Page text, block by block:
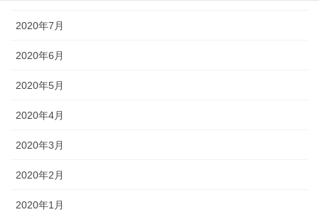
2020年7月
2020年6月
2020年5月
2020年4月
2020年3月
2020年2月
2020年1月